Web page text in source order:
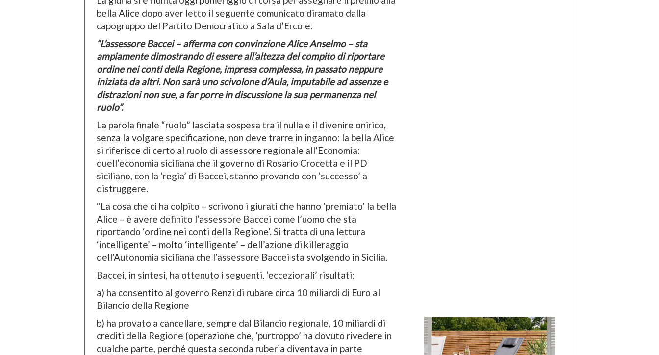
bella Alice dopo aver letto il seguente comunicato diramato dalla
capogruppo del Partito Democratico a Sala d’Ercole:
“L’assessore Baccei – afferma con convinzione Alice Anselmo – sta
ampiamente dimostrando di essere all’altezza del compito di riportare
ordine nei conti della Regione, impresa complessa, in passato neppure
iniziata da altri. Non sarà uno scivolone d’Aula, imputabile ad assenze e
distrazioni non sue, a far porre in discussione la sua permanenza nel
ruolo”.
La parola finale “ruolo” lasciata sospesa tra il nulla e il divenire onirico,
senza la volgare specificazione, non deve trarre in inganno: la bella Alice
si riferisce di certo al ruolo di assessore regionale all’Economia:
quell’economia siciliana che il governo di Rosario Crocetta e il PD
siciliano, con la ‘regia’ di Baccei, stanno provando con ‘successo’ a
distruggere.
“La cosa che ci ha colpito – scrivono i giurati che hanno ‘premiato’ la bella
Alice – è avere definito l’assessore Baccei come l’uomo che sta
riportando ‘ordine nei conti della Regione’. Si tratta di una lettura
‘intelligente’ – molto ‘intelligente’ – dell’azione di killeraggio
dell’Autonomia siciliana che l’assessore Baccei sta svolgendo in Sicilia.
Baccei, in sintesi, ha ottenuto i seguenti, ‘eccezionali’ risultati:
a) ha consentito al governo Renzi di rubare circa 10 miliardi di Euro al
Bilancio della Regione
b) ha provato a cancellare, sempre dal Bilancio regionale, 10 miliardi di
crediti della Regione (operazione che, ‘purtroppo’ ha dovuto rivedere in
qualche parte, perché questa seconda ruberia diventava in parte
di
I